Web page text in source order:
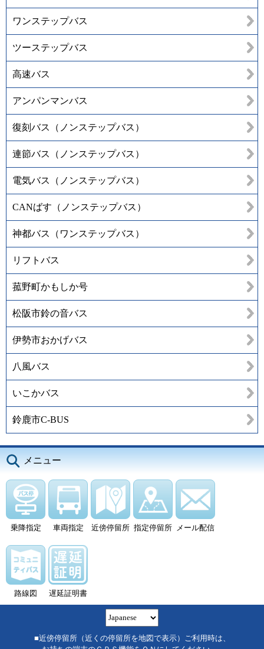
ワンステップバス
ツーステップバス
高速バス
アンパンマンバス
復刻バス（ノンステップバス）
連節バス（ノンステップバス）
電気バス（ノンステップバス）
CANばす（ノンステップバス）
神都バス（ワンステップバス）
リフトバス
菰野町かもしか号
松阪市鈴の音バス
伊勢市おかげバス
八風バス
いこかバス
鈴鹿市C-BUS
メニュー
乗降指定 車両指定 近傍停留所 指定停留所 メール配信
路線図 遅延証明書
■近傍停留所（近くの停留所を地図で表示）ご利用時は、